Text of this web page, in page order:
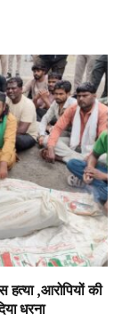
,आरोपियों की
धरना